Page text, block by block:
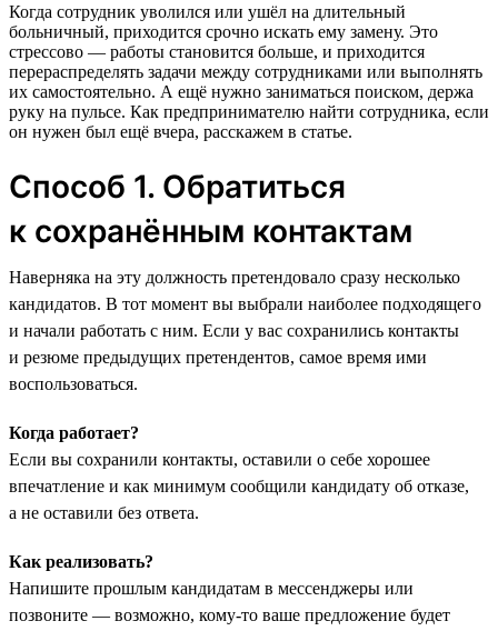
Когда сотрудник уволился или ушёл на длительный
больничный, приходится срочно искать ему замену. Это
стрессово — работы становится больше, и приходится
перераспределять задачи между сотрудниками или выполнять
их самостоятельно. А ещё нужно заниматься поиском, держа
руку на пульсе. Как предпринимателю найти сотрудника, если
он нужен был ещё вчера, расскажем в статье.
Способ 1. Обратиться
к сохранённым контактам
Наверняка на эту должность претендовало сразу несколько
кандидатов. В тот момент вы выбрали наиболее подходящего
и начали работать с ним. Если у вас сохранились контакты
и резюме предыдущих претендентов, самое время ими
воспользоваться.
Когда работает?
Если вы сохранили контакты, оставили о себе хорошее
впечатление и как минимум сообщили кандидату об отказе,
а не оставили без ответа.
Как реализовать?
Напишите прошлым кандидатам в мессенджеры или
позвоните — возможно, кому-то ваше предложение будет